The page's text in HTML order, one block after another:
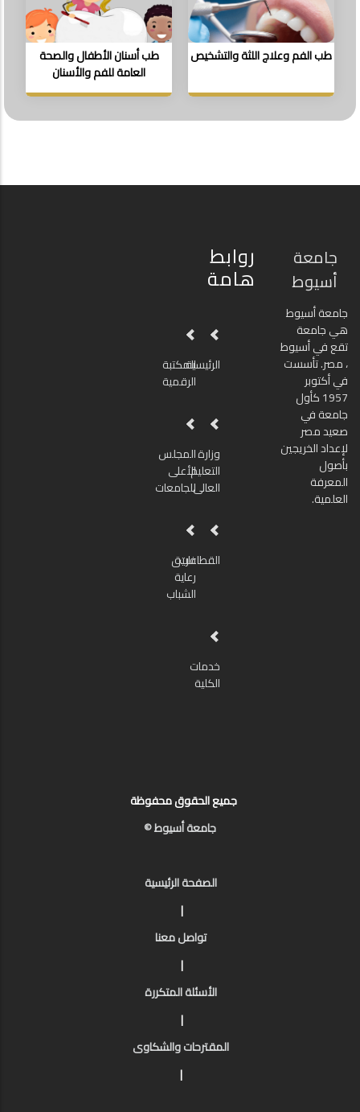
طب الفم وعلاج اللثة والتشخيص
طب أسنان الأطفال والصحة
العامة للفم والأسنان
جامعة
أسيوط
جامعة أسيوط
هي جامعة
تقع في أسيوط
، مصر. تأسست
في أكتوبر
1957 كأول
جامعة في
صعيد مصر
لإعداد الخريجين
بأصول
المعرفة
العلمية.
روابط
هامة
الرئيسيةالمكتبة
الرقمية
وزارة
التعليم
العالى
المجلس
الأعلى
للجامعات
القطاعات
فريق
رعاية
الشباب
خدمات
الكلية
جميع الحقوق محفوظة
جامعة أسيوط ©
الصفحة الرئيسية
|
تواصل معنا
|
الأسئلة المتكررة
|
المقترحات والشكاوى
|